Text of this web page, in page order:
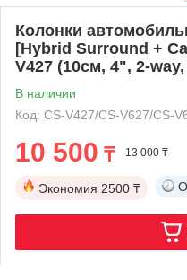
Колонки
[Hybrid Surround +
V427 (10см, 4", 2-way,
В наличии
Код: CS-V427/CS-V627/CS-
10 500 ₸ 13 000 ₸
Экономия 2500 ₸